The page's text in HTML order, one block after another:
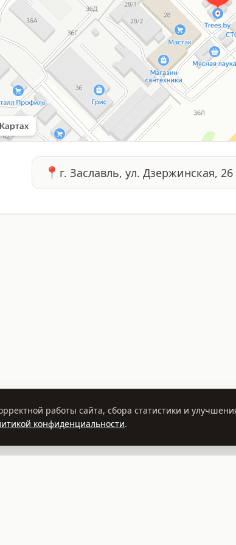
📍 г. Заславль, ул. Дзержинская, 26
работы сайта, сбора статистики и
конфиденциальности.